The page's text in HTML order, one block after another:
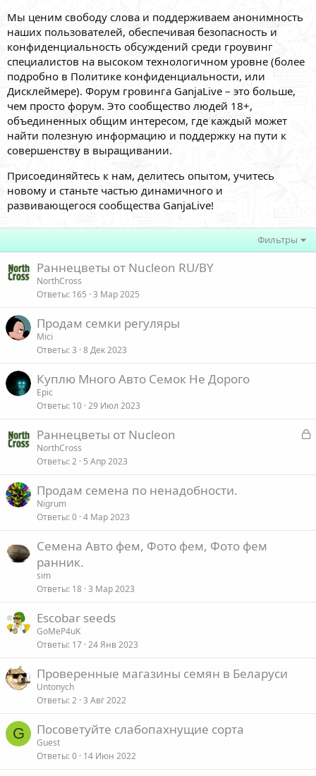
Мы ценим свободу слова и поддерживаем анонимность
наших пользователей, обеспечивая безопасность и
конфиденциальность обсуждений среди гроувинг
специалистов на высоком технологичном уровне (более
подробно в Политике конфиденциальности, или
Дисклеймере). Форум гровинга GanjaLive – это больше,
чем просто форум. Это сообщество людей 18+,
объединенных общим интересом, где каждый может
найти полезную информацию и поддержку на пути к
совершенству в выращивании.
Присоединяйтесь к нам, делитесь опытом, учитесь
новому и станьте частью динамичного и
развивающегося сообщества GanjaLive!
Фильтры
Раннецветы от Nucleon RU/BY
NorthCross
Ответы 165 3 Мар 2025
Продам семки регуляры
Mici
Ответы 3 8 Дек 2023
Куплю Много Авто Семок Не Дорого
Epic
Ответы 10 29 Июл 2023
З
Раннецветы от Nucleon
NorthCross
Ответы 2 5 Апр 2023
Продам семена по ненадобности.
Nigrum
Ответы 0 4 Мар 2023
Семена Авто фем, Фото фем, Фото фем
ранник.
sim
Ответы 18 3 Мар 2023
Escobar seeds
GoMeP4uK
Ответы 17 24 Янв 2023
Проверенные магазины семян в Беларуси
Untonych
Ответы 2 3 Авг 2022
G Посоветуйте слабопахнущие сорта
Guest
Ответы 0 14 Июн 2022